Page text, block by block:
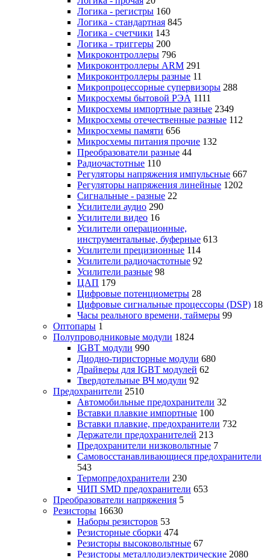
Логика - регистры 160
Логика - стандартная 845
Логика - счетчики 143
Логика - триггеры 200
Микроконтроллеры 796
Микроконтроллеры ARM 291
Микроконтроллеры разные 11
Микропроцессорные супервизоры 288
Микросхемы бытовой РЭА 1111
Микросхемы импортные разные 2349
Микросхемы отечественные разные 112
Микросхемы памяти 656
Микросхемы питания прочие 132
Преобразователи разные 44
Радиочастотные 110
Регуляторы напряжения импульсные 667
Регуляторы напряжения линейные 1202
Сигнальные - разные 22
Усилители аудио 290
Усилители видео 16
Усилители операционные,
инструментальные, буферные 613
Усилители прецизионные 114
Усилители радиочастотные 92
Усилители разные 98
ЦАП 179
Цифровые потенциометры 28
Цифровые сигнальные процессоры (DSP) 18
Часы реального времени, таймеры 99
Оптопары 1
Полупроводниковые модули 1824
IGBT модули 990
Диодно-тиристорные модули 680
Драйверы для IGBT модулей 62
Твердотельные ВЧ модули 92
Предохранители 2510
Автомобильные предохранители 32
Вставки плавкие импортные 100
Вставки плавкие, предохранители 732
Держатели предохранителей 213
Предохранители низковольтные 7
Самовосстанавливающиеся предохранители
543
Термопредохранители 230
ЧИП SMD предохранители 653
Преобразователи напряжения 5
Резисторы 16630
Наборы резисторов 53
Резисторные сборки 474
Резисторы высоковольтные 67
Резисторы металлодиэлектрические 2080